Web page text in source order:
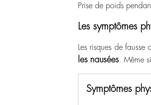
Prise de poids
Les symptômes
Les risques de
les nausées. Même
Symptômes